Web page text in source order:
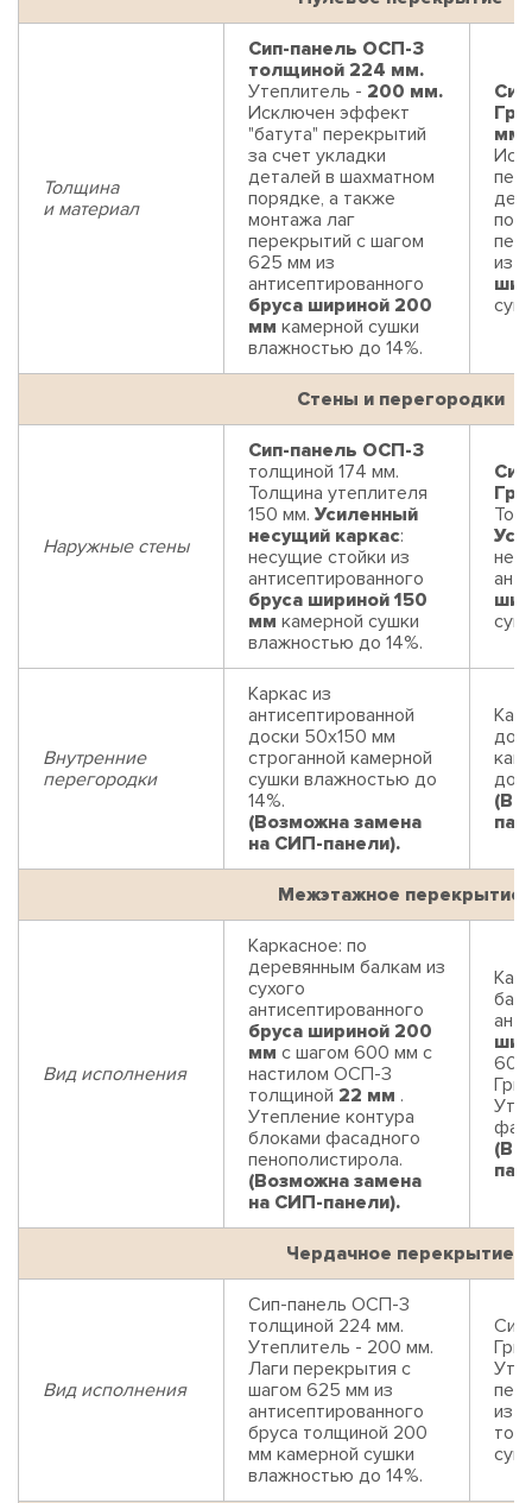
Толщина
и материал
Сип-панель ОСП-3
толщиной 224 мм.
Утеплитель - 200 мм.
Исключен эффект
"батута" перекрытий
за счет укладки
деталей в шахматном
порядке, а также
монтажа лаг
перекрытий с шагом
625 мм из
антисептированного
бруса шириной 200
мм камерной сушки
влажностью до 14%.
мм.
из
Стены и перегородки
Наружные стены
Сип-панель ОСП-3
толщиной 174 мм.
Толщина утеплителя
150 мм. Усиленный
несущий каркас:
несущие стойки из
антисептированного
бруса шириной 150
мм камерной сушки
влажностью до 14%.
Внутренние
перегородки
Каркас из
антисептированной
доски 50х150 мм
строганной камерной
сушки влажностью до
14%.
(Возможна замена
на СИП-панели).
до
Межэтажное перекрытие
Вид исполнения
Каркасное: по
деревянным балкам из
сухого
антисептированного
бруса шириной 200
мм с шагом 600 мм с
настилом ОСП-3
толщиной 22 мм .
Утепление контура
блоками фасадного
пенополистирола.
(Возможна замена
на СИП-панели).
600
Чердачное перекрытие
Вид исполнения
Сип-панель ОСП-3
толщиной 224 мм.
Утеплитель - 200 мм.
Лаги перекрытия с
шагом 625 мм из
антисептированного
бруса толщиной 200
мм камерной сушки
влажностью до 14%.
из